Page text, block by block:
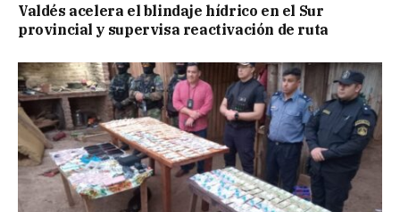
Valdés acelera el blindaje hídrico en el Sur
provincial y supervisa reactivación de ruta